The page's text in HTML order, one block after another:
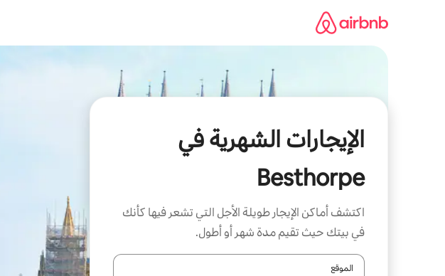
الإيجارات الشهرية في
Besthorpe
اكتشف أماكن الإيجار طويلة الأجل التي تشعر فيها كأنك
في بيتك حيث تقيم مدة شهر أو أطول.
الموقع